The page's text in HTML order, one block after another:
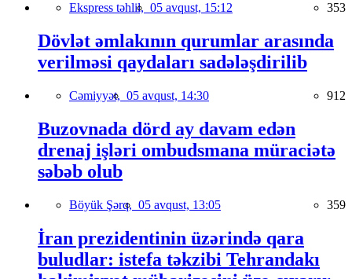
Ekspress təhlil, 05 avqust, 15:12 353
Dövlət əmlakının qurumlar arasında
verilməsi qaydaları sadələşdirilib
Cəmiyyət, 05 avqust, 14:30 912
Buzovnada dörd ay davam edən
drenaj işləri ombudsmana müraciətə
səbəb olub
Böyük Şərq, 05 avqust, 13:05 359
İran prezidentinin üzərində qara
buludlar: istefa təkzibi Tehrandakı